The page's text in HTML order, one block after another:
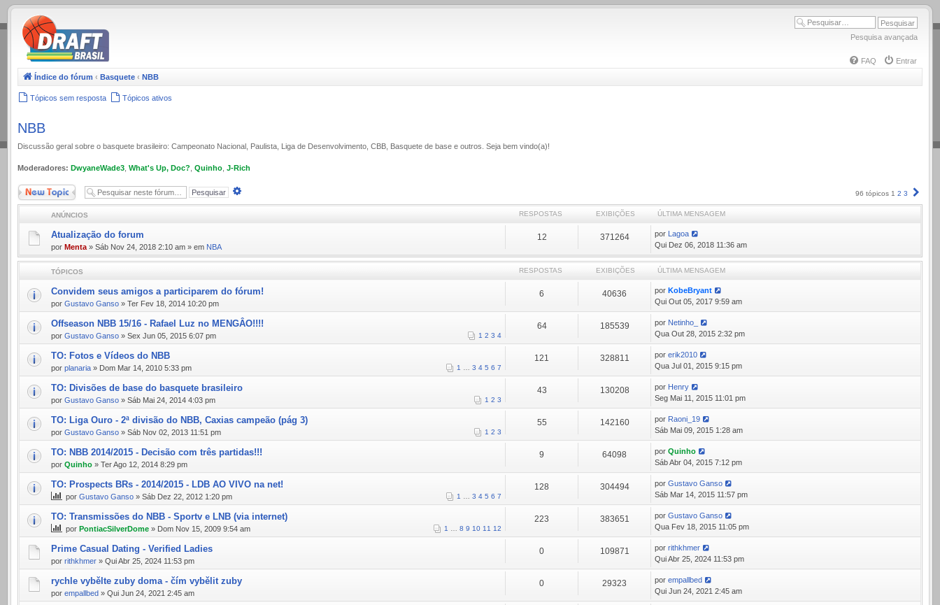
.
Pesquisa avançada
FAQ
Entrar
Índice do fórum ‹ Basquete ‹ NBB
Tópicos sem resposta Tópicos ativos
NBB
Discussão geral sobre o basquete brasileiro: Campeonato Nacional, Paulista, Liga de Desenvolvimento, CBB, Basquete de base e outros. Seja bem vindo(a)!
Moderadores: DwyaneWade3 What's Up, Doc? Quinho J-Rich
Novo Tópico
96 tópicos 1 2 3
ANÚNCIOS RESPOSTAS EXIBIÇÕES ÚLTIMA MENSAGEM
Atualização do forum
por Menta » Sáb Nov 24, 2018 2:10 am » em NBA
12 371264 por Lagoa
Qui Dez 06, 2018 11:36 am
TÓPICOS RESPOSTAS EXIBIÇÕES ÚLTIMA MENSAGEM
Convidem seus amigos a participarem do fórum!
por Gustavo Ganso » Ter Fev 18, 2014 10:20 pm
6 40636 porKobeBryant
Qui Out 05, 2017 9:59 am
Offseason NBB 15/16 - Rafael Luz no MENGÂO!!!!
por Gustavo Ganso » Sex Jun 05, 2015 6:07 pm 1 2 3 4
64 185539 por Netinho_
Qua Out 28, 2015 2:32 pm
TO: Fotos e Vídeos do NBB
por planaria » Dom Mar 14, 2010 5:33 pm 1 3 4 5 6 7
121 328811 porerik2010
Qua Jul 01, 2015 9:15 pm
TO: Divisões de base do basquete brasileiro
por Gustavo Ganso » Sáb Mai 24, 2014 4:03 pm 1 2 3
43 130208 por Henry
Seg Mai 11, 2015 11:01 pm
TO: Liga Ouro - 2ª divisão do NBB, Caxias campeão (pág 3)
por Gustavo Ganso » Sáb Nov 02, 2013 11:51 pm 1 2 3
55 142160 por Raoni_19
Sáb Mai 09, 2015 1:28 am
TO: NBB 2014/2015 - Decisão com três partidas!!!
por Quinho » Ter Ago 12, 2014 8:29 pm
9 64098 porQuinho
Sáb Abr 04, 2015 7:12 pm
TO: Prospects BRs - 2014/2015 - LDB AO VIVO na net!
por Gustavo Ganso » Sáb Dez 22, 2012 1:20 pm 1 3 4 5 6 7
128 304494 porGustavo Ganso
Sáb Mar 14, 2015 11:57 pm
TO: Transmissões do NBB - Sportv e LNB (via internet)
por PontiacSilverDome » Dom Nov 15, 2009 9:54 am 1 8 9 10 11 12
223 383651 porGustavo Ganso
Qua Fev 18, 2015 11:05 pm
Prime Сasual Dating - Verified Ladies
por rithkhmer » Qui Abr 25, 2024 11:53 pm
0 109871 porrithkhmer
Qui Abr 25, 2024 11:53 pm
rychle vybělte zuby doma - čím vybělit zuby
por empallbed » Qui Jun 24, 2021 2:45 am
0 29323 porempallbed
Qui Jun 24, 2021 2:45 am